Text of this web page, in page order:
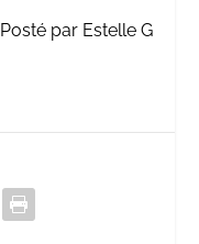
Posté par Estelle G